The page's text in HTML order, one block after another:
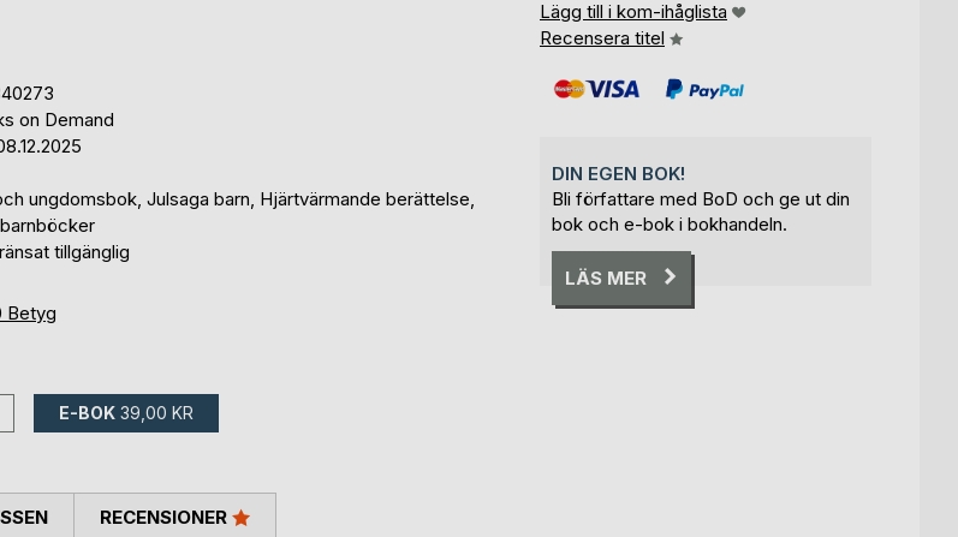
on Demand
ungdomsbok, Julsaga barn, Hjärtvärmande berättelse,
tillgänglig
Betyg
E-BOK 39,00 KR
Lägg till i kom-ihåglista
Recensera titel
DIN EGEN BOK!
Bli författare med BoD och ge ut din
bok och e-bok i bokhandeln.
LÄS MER
RECENSIONER